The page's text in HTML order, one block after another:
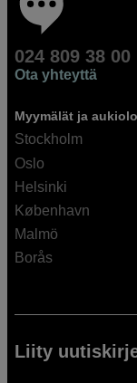
024 809 38 00
Ota yhteyttä
Myymälät ja
Stockholm
Oslo
Helsinki
København
Malmö
Borås
Liity